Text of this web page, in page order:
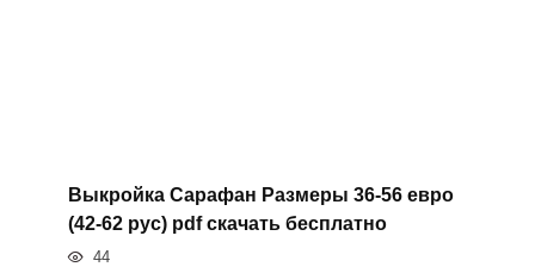
Выкройка Сарафан Размеры 36-56 евро
(42-62 рус) pdf скачать бесплатно
44